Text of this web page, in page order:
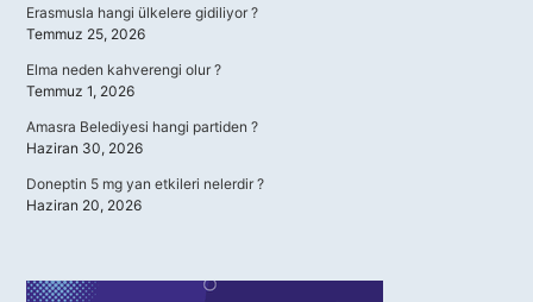
Erasmusla hangi ülkelere gidiliyor ?
Temmuz 25, 2026
Elma neden kahverengi olur ?
Temmuz 1, 2026
Amasra Belediyesi hangi partiden ?
Haziran 30, 2026
Doneptin 5 mg yan etkileri nelerdir ?
Haziran 20, 2026